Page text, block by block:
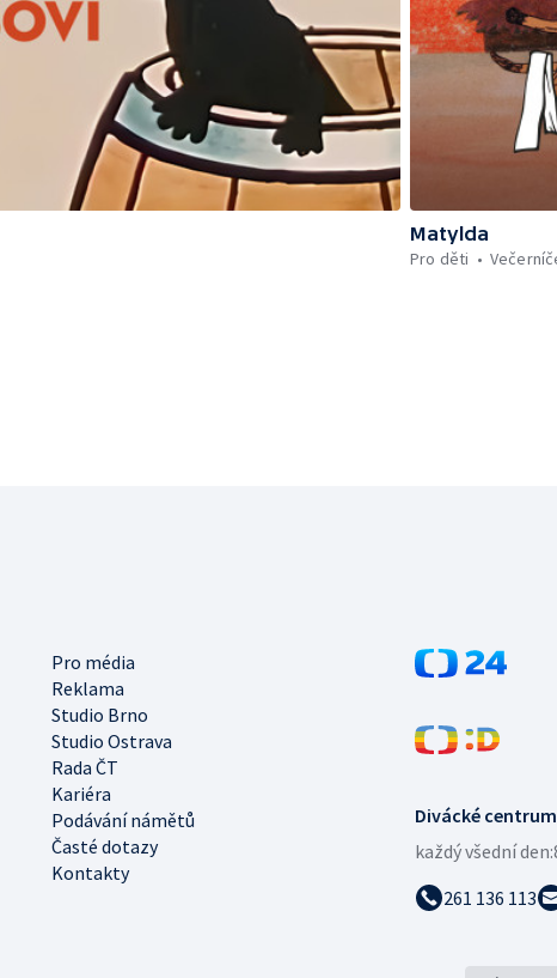
Matylda
Pro děti
Divácké centrum
každý všední den:
261 136 113
Pro média
Reklama
Studio Brno
Studio Ostrava
Rada ČT
Kariéra
Podávání námětů
Časté dotazy
Kontakty